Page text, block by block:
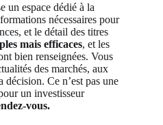
un espace dédié à la
nécessaires pour
et le détail des titres
mais efficaces, et les
bien renseignées. Vous
des marchés, aux
décision. Ce n’est pas une
un investisseur
vous.